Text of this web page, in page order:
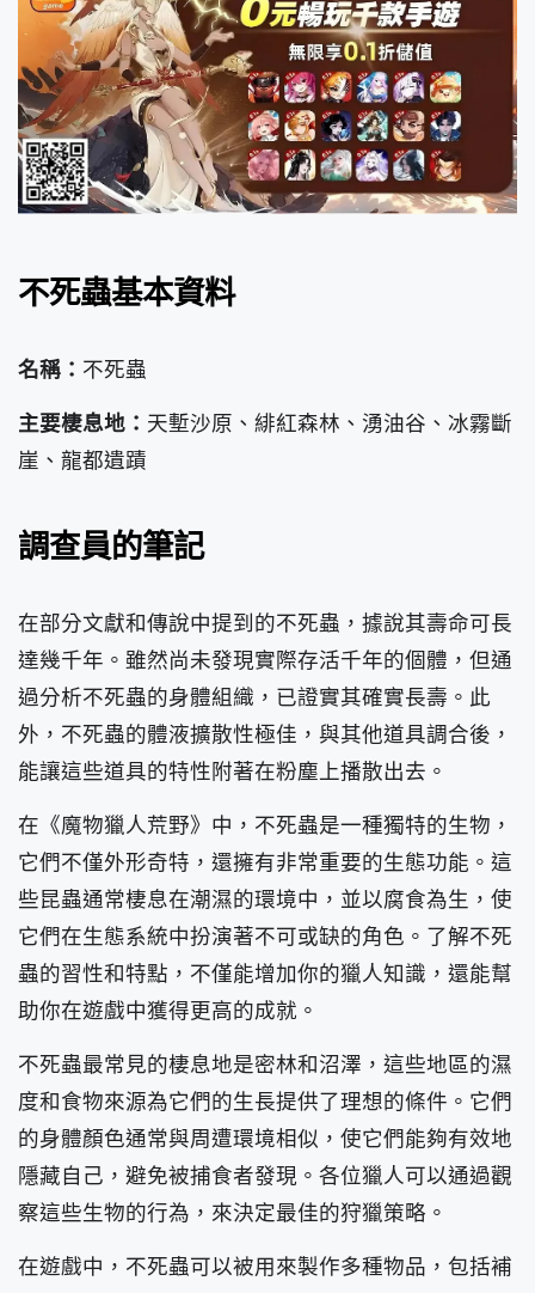
不死蟲基本資料
名稱： 不死蟲
主要棲息地： 天塹沙原、緋紅森林、湧油谷、冰霧斷
崖、龍都遺蹟
調查員的筆記
在部分文獻和傳說中提到的不死蟲，據說其壽命可長
達幾千年。雖然尚未發現實際存活千年的個體，但通
過分析不死蟲的身體組織，已證實其確實長壽。此
外，不死蟲的體液擴散性極佳，與其他道具調合後，
能讓這些道具的特性附著在粉塵上播散出去。
在《魔物獵人荒野》中，不死蟲是一種獨特的生物，
它們不僅外形奇特，還擁有非常重要的生態功能。這
些昆蟲通常棲息在潮濕的環境中，並以腐食為生，使
它們在生態系統中扮演著不可或缺的角色。了解不死
蟲的習性和特點，不僅能增加你的獵人知識，還能幫
助你在遊戲中獲得更高的成就。
不死蟲最常見的棲息地是密林和沼澤，這些地區的濕
度和食物來源為它們的生長提供了理想的條件。它們
的身體顏色通常與周遭環境相似，使它們能夠有效地
隱藏自己，避免被捕食者發現。各位獵人可以通過觀
察這些生物的行為，來決定最佳的狩獵策略。
在遊戲中，不死蟲可以被用來製作多種物品，包括補